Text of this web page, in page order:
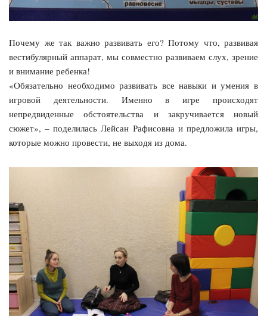
Почему же так важно развивать его? Потому что, развивая
вестибулярный аппарат, мы совместно развиваем слух, зрение
и внимание ребенка!
«Обязательно необходимо развивать все навыки и умения в
игровой деятельности. Именно в игре происходят
непредвиденные обстоятельства и закручивается новый
сюжет», – поделилась Лейсан Рафисовна и предложила игры,
которые можно провести, не выходя из дома.